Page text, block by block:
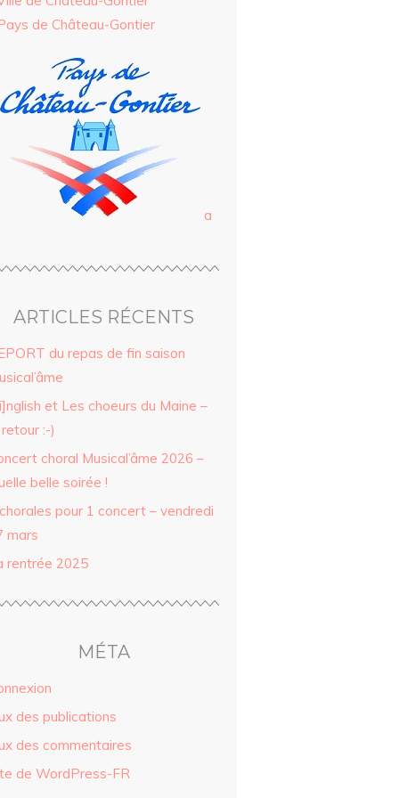
de Château-Gontier
a
ARTICLES RÉCENTS
du repas de fin saison
et Les choeurs du Maine –
:-)
choral Musical’âme 2026 –
belle soirée !
pour 1 concert – vendredi
mars
rentrée 2025
MÉTA
des publications
des commentaires
de WordPress-FR